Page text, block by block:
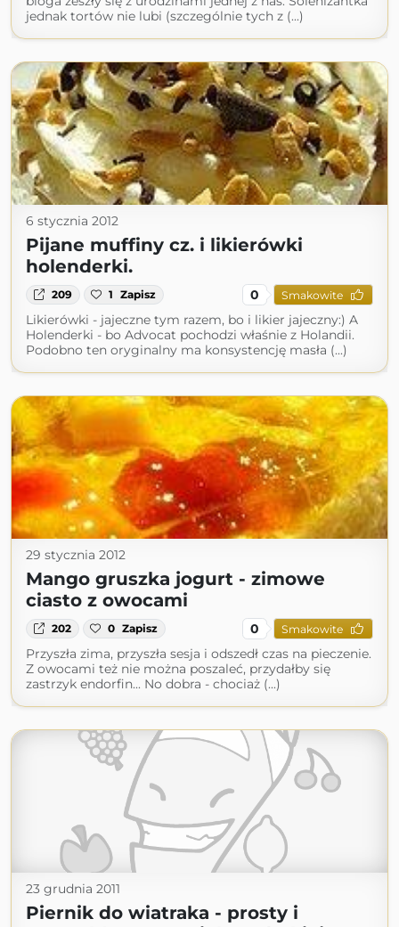
jednak tortów nie lubi (szczególnie tych z (...)
6 stycznia 2012
Pijane muffiny cz. i likierówki
holenderki.
209 1 Zapisz 0 Smakowite
Likierówki - jajeczne tym razem, bo i likier jajeczny:) A
Holenderki - bo Advocat pochodzi właśnie z Holandii.
Podobno ten oryginalny ma konsystencję masła (...)
29 stycznia 2012
Mango gruszka jogurt - zimowe
ciasto z owocami
202 0 Zapisz 0 Smakowite
Przyszła zima, przyszła sesja i odszedł czas na pieczenie.
Z owocami też nie można poszaleć, przydałby się
zastrzyk endorfin... No dobra - chociaż (...)
23 grudnia 2011
Piernik do wiatraka - prosty i